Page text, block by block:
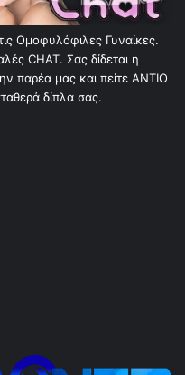
Ομοφυλόφιλες Γυναίκες.
CHAT. Σας δίδεται η
παρέα μας και πείτε ΑΝΤΙΟ
δίπλα σας.